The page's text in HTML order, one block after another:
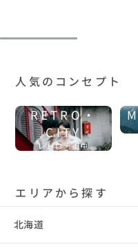
人気のコンセプト
RETRO・
CITY
レトロ・街中
エリアから探す
北海道